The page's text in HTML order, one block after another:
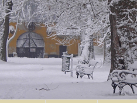
to navigation